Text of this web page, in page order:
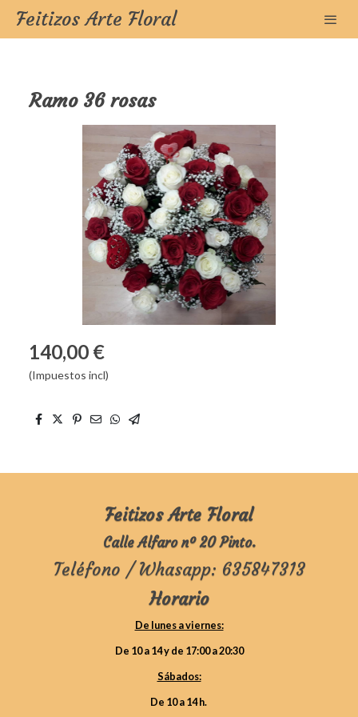
Feitizos Arte Floral
Ramo 36 rosas
140,00 €
(Impuestos incl)
Feitizos Arte Floral
Calle Alfaro nº 20 Pinto.
Teléfono / Whasapp: 635847313
Horario
De lunes a viernes:
De 10 a 14 y de 17:00 a 20:30
Sábados:
De 10 a 14 h.